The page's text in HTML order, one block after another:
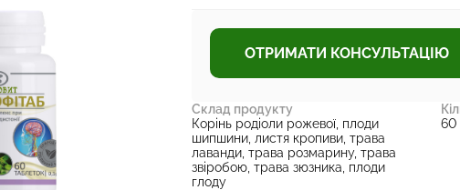
ОТРИМАТИ КОНСУЛЬТАЦІЮ
Склад продукту
Корінь родіоли рожевої, плоди
шипшини, листя кропиви, трава
лаванди, трава розмарину, трава
звіробою, трава зюзника, плоди
глоду
60